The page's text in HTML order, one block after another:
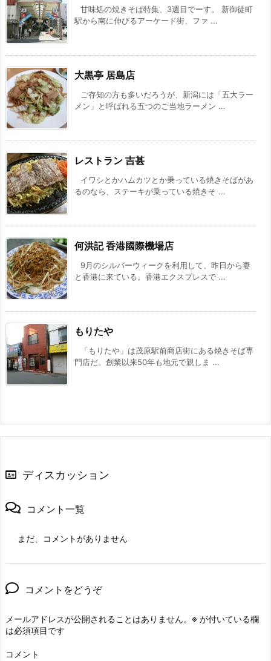
甘味処の焼きそば特集、3週目でーす。 新御徒町
駅から南に伸びるアーケード街、ファ ...
大黒亭 居島店
ご存知の方も多いだろうが、新潟には「五大ラー
メン」と呼ばれる五つのご当地ラーメン ...
レストラン 吉甚
イワシとかハムカツとか乗っている焼きそばがあ
るのなら、ステーキが乗っている焼きそ ...
何洪記 香港國際機場店
9月のシルバーウィークを利用して、昨日から妻
と香港に来ている。香港エクスプレスで ...
もりたや
「もりたや」は茂原駅前商店街にある焼きそば専
門店だ。創業以来50年も地元で親しま ...
ディスカッション
コメント一覧
まだ、コメントがありません
コメントをどうぞ
メールアドレスが公開されることはありません。 ※ が付いている欄
は必須項目です
コメント